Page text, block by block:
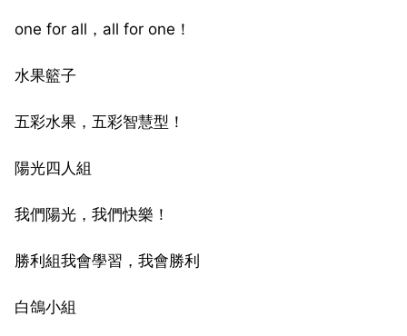
one for all，all for one！
水果籃子
五彩水果，五彩智慧型！
陽光四人組
我們陽光，我們快樂！
勝利組我會學習，我會勝利
白鴿小組